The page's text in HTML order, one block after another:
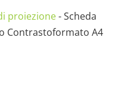
spesa
proiezione-Scheda
Contrastoformato A4